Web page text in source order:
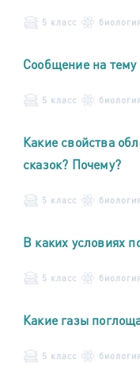
5 класс биология
Сообщение на
5 класс биология
Какие свойства
сказок? Почему?
5 класс биология
В каких условиях
5 класс биология
Какие газы
5 класс биология